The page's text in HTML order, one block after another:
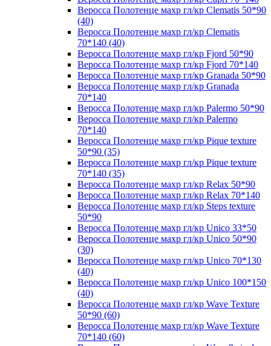
Веросса Полотенце махр гл/кр Clematis 50*90
(40)
Веросса Полотенце махр гл/кр Clematis
70*140 (40)
Веросса Полотенце махр гл/кр Fjord 50*90
Веросса Полотенце махр гл/кр Fjord 70*140
Веросса Полотенце махр гл/кр Granada 50*90
Веросса Полотенце махр гл/кр Granada
70*140
Веросса Полотенце махр гл/кр Palermo 50*90
Веросса Полотенце махр гл/кр Palermo
70*140
Веросса Полотенце махр гл/кр Pique texture
50*90 (35)
Веросса Полотенце махр гл/кр Pique texture
70*140 (35)
Веросса Полотенце махр гл/кр Relax 50*90
Веросса Полотенце махр гл/кр Relax 70*140
Веросса Полотенце махр гл/кр Steps texture
50*90
Веросса Полотенце махр гл/кр Unico 33*50
Веросса Полотенце махр гл/кр Unico 50*90
(30)
Веросса Полотенце махр гл/кр Unico 70*130
(40)
Веросса Полотенце махр гл/кр Unico 100*150
(40)
Веросса Полотенце махр гл/кр Wave Texture
50*90 (60)
Веросса Полотенце махр гл/кр Wave Texture
70*140 (60)